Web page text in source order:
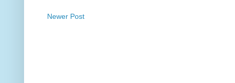
Newer Post